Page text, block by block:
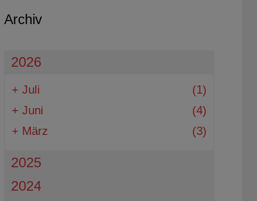
Archiv
2026
+ Juli
(1)
+ Juni
(4)
+ März (3)
2025
2024